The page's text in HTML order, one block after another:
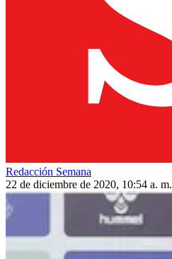
Redacción Semana
22 de diciembre de 2020, 10:54 a. m.